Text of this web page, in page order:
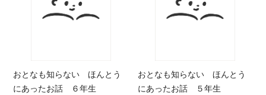
おとなも知らない ほんとう
にあったお話 ６年生
おとなも知らない ほんとう
にあったお話 ５年生